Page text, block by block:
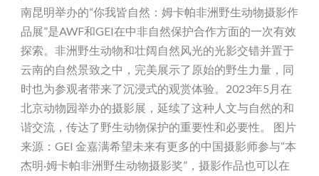
南昆明举办的“你我皆自然：姆卡帕非洲野生动物摄影作
品展”是AWF和GEI在中非自然保护合作方面的一次有效
探索。非洲野生动物和壮阔自然风光的光影交错并置于
云南的自然景致之中，完美展示了原始的野生力量，同
时也为参观者带来了沉浸式的观赏体验。2023年5月在
北京动物园举办的摄影展，延续了这种人文与自然的和
谐交流，传达了野生动物保护的重要性和必要性。 图片
来源：GEI 金嘉满希望未来有更多的中国摄影师参与“本
杰明·姆卡帕非洲野生动物摄影奖”，摄影作品也可以在